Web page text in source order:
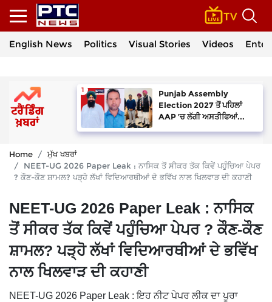
English News Politics Visual Stories Videos
Punjab Assembly
Election 2027 ਤੋਂ ਪਹਿਲਾਂ
AAP ’ਚ ਲੱਗੀ ਅਸਤੀਫਿਆਂ...
Home
ਮੁੱਖ ਖਬਰਾਂ
NEET-UG 2026 Paper Leak : ਨਾਸਿਕ ਤੋਂ ਸੀਕਰ ਤੱਕ ਕਿਵੇਂ ਪਹੁੰਚਿਆ ਪੇਪਰ
? ਕੌਣ-ਕੌਣ ਸ਼ਾਮਲ? ਪੜ੍ਹੋ ਲੱਖਾਂ ਵਿਦਿਆਰਥੀਆਂ ਦੇ ਭਵਿੱਖ ਨਾਲ ਖਿਲਵਾੜ ਦੀ ਕਹਾਣੀ
NEET-UG 2026 Paper Leak : ਨਾਸਿਕ
ਤੋਂ ਸੀਕਰ ਤੱਕ ਕਿਵੇਂ ਪਹੁੰਚਿਆ ਪੇਪਰ ? ਕੌਣ-ਕੌਣ
ਸ਼ਾਮਲ? ਪੜ੍ਹੋ ਲੱਖਾਂ ਵਿਦਿਆਰਥੀਆਂ ਦੇ ਭਵਿੱਖ
ਨਾਲ ਖਿਲਵਾੜ ਦੀ ਕਹਾਣੀ
NEET-UG 2026 Paper Leak : ਇਹ ਨੀਟ ਪੇਪਰ ਲੀਕ ਦਾ ਪੂਰਾ